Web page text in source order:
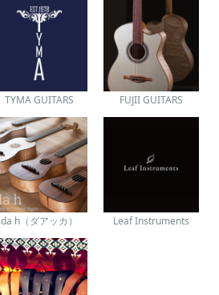
TYMA GUITARS FUJII GUITARS
da h（ダアッカ） Leaf Instruments